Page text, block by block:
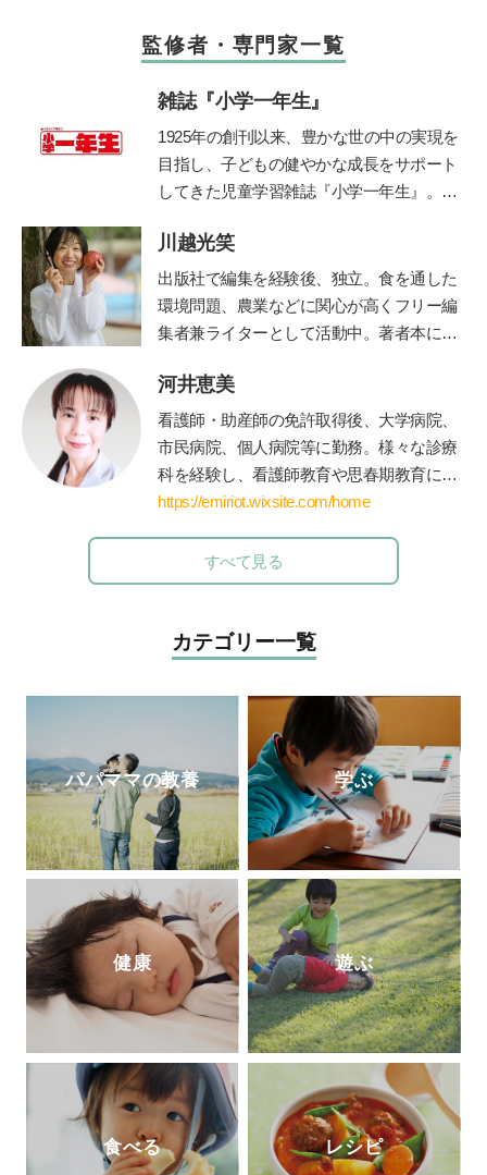
監修者・専門家一覧
雑誌『小学一年生』
1925年の創刊以来、豊かな世の中の実現を
目指し、子どもの健やかな成長をサポート
してきた児童学習雑誌『小学一年生』。コ
む」。毎号、各界の第一線で活躍する有識
者・クリエイターに関わっていただき、子
ども達各々が自身の無限の可能性に気づ
き、各々の才能を伸ばすきっかけとなる誌
質な知育学習記事・付録を掲載していま
す。
川越光笑
出版社で編集を経験後、独立。食を通した
環境問題、農業などに関心が高くフリー編
集者兼ライターとして活動中。著者本に日
り」（グラフィック社）がある。NHKやラ
ジオ番組J-Waveロハスモーニングなど多
数のメディアに出演し、全国のおにぎり文
化を語る。両親を病気で亡くしたことをき
っかけに、“人は、食べるもので体がつく
の大切さに目覚め、管理栄養士を目指すべ
く大学へ進学。2023年春、国家試験に合格
河井恵美
看護師・助産師の免許取得後、大学病院、
市民病院、個人病院等に勤務。様々な診療
科を経験し、看護師教育や思春期教育にも
関わる。青年海外協力隊として海外に赴任
学・修了。親御さん方へのアドバイスを充
実させたいと思い、保育士・公認心理師の
界に住む妊婦さんや産後の方向けに、オン
ラインサービス中心のエミリオット助産院
を運営。
https://emiriot.wixsite.com/home
すべて見る
カテゴリー一覧
パパママの教養 学ぶ
健康 遊ぶ
食べる レシピ